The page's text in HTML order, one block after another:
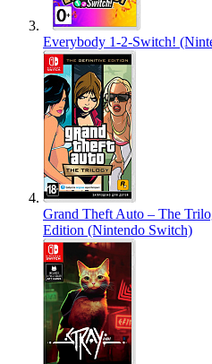
Everybody 1-2-Switch!
Grand Theft Auto – The
Edition (Nintendo Switch)